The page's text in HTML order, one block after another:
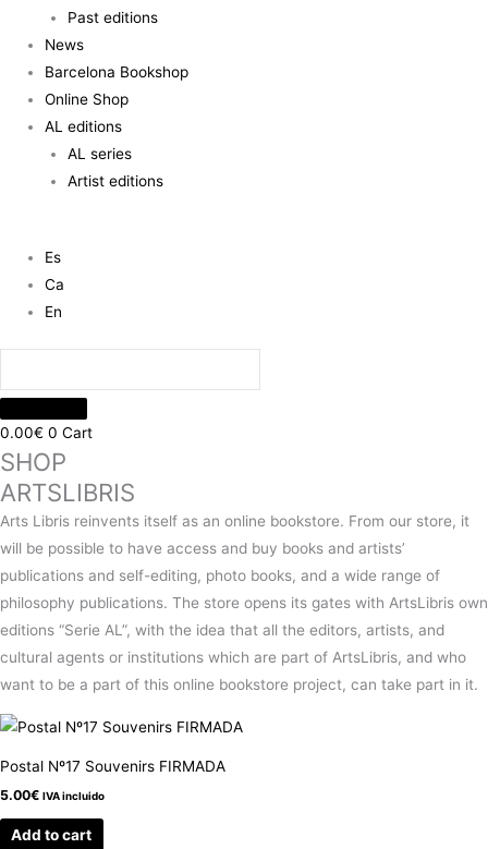
Past editions
News
Barcelona Bookshop
Online Shop
AL editions
AL series
Artist editions
Es
Ca
En
0.00€ 0 Cart
SHOP
ARTSLIBRIS
Arts Libris reinvents itself as an online bookstore. From our store, it
will be possible to have access and buy books and artists’
publications and self-editing, photo books, and a wide range of
philosophy publications. The store opens its gates with ArtsLibris own
editions “Serie AL”, with the idea that all the editors, artists, and
cultural agents or institutions which are part of ArtsLibris, and who
want to be a part of this online bookstore project, can take part in it.
Postal Nº17 Souvenirs FIRMADA
5.00€ IVA incluido
Add to cart